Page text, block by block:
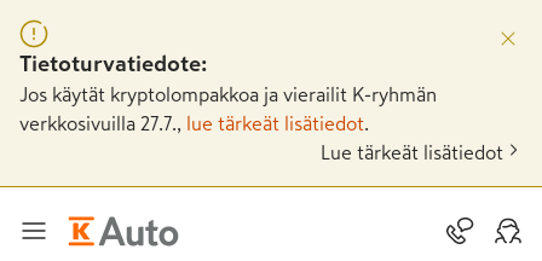
Tietoturvatiedote:
Jos käytät kryptolompakkoa ja vierailit K-ryhmän
verkkosivuilla 27.7.,
lue tärkeät lisätiedot
Lue tärkeät lisätiedot